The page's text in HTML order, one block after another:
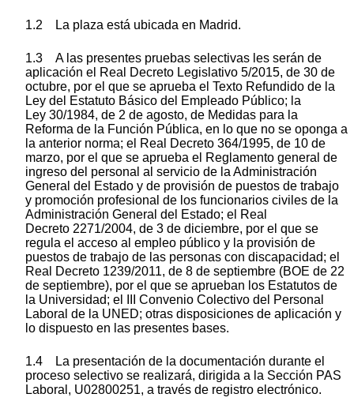
1.2 La plaza está ubicada en Madrid.
1.3 A las presentes pruebas selectivas les serán de
aplicación el Real Decreto Legislativo 5/2015, de 30 de
octubre, por el que se aprueba el Texto Refundido de la
Ley del Estatuto Básico del Empleado Público; la
Ley 30/1984, de 2 de agosto, de Medidas para la
Reforma de la Función Pública, en lo que no se oponga a
la anterior norma; el Real Decreto 364/1995, de 10 de
marzo, por el que se aprueba el Reglamento general de
ingreso del personal al servicio de la Administración
General del Estado y de provisión de puestos de trabajo
y promoción profesional de los funcionarios civiles de la
Administración General del Estado; el Real
Decreto 2271/2004, de 3 de diciembre, por el que se
regula el acceso al empleo público y la provisión de
puestos de trabajo de las personas con discapacidad; el
Real Decreto 1239/2011, de 8 de septiembre (BOE de 22
de septiembre), por el que se aprueban los Estatutos de
la Universidad; el III Convenio Colectivo del Personal
Laboral de la UNED; otras disposiciones de aplicación y
lo dispuesto en las presentes bases.
1.4 La presentación de la documentación durante el
proceso selectivo se realizará, dirigida a la Sección PAS
Laboral, U02800251, a través de registro electrónico.